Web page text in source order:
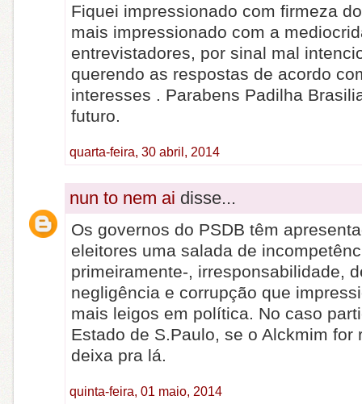
Fiquei impressionado com firmeza
mais impressionado com a
entrevistadores, por sinal mal
querendo as respostas de acordo
interesses . Parabens Padilha
futuro.
quarta-feira, 30 abril, 2014
nun to nem ai disse...
Os governos do PSDB têm
eleitores uma salada de
primeiramente-, irresponsabilidade,
negligência e corrupção que
mais leigos em política. No caso
Estado de S.Paulo, se o Alckmim for
deixa pra lá.
quinta-feira, 01 maio, 2014